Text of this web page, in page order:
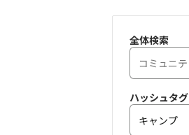
全体検索
ハッシュタグ